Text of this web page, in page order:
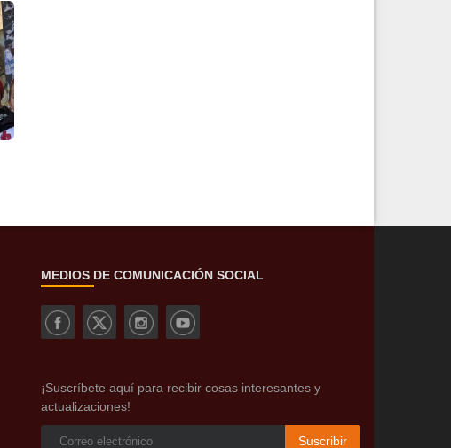
MEDIOS DE COMUNICACIÓN SOCIAL
¡Suscríbete aquí para recibir cosas interesantes y
actualizaciones!
Suscribir